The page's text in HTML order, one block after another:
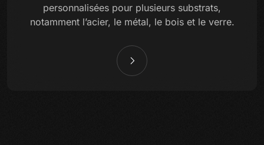
personnalisées pour plusieurs substrats,
notamment l’acier, le métal, le bois et le verre.